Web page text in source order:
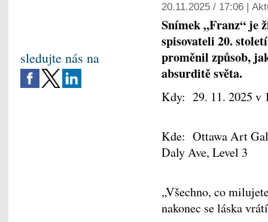
20.11.2025 / 17:06 |
Snímek „Franz“ je
spisovateli 20.
proměnil způsob,
absurditě světa.
Kdy: 29. 11. 2025 v
Kde: Ottawa Art
Daly Ave, Level 3
„Všechno, co
nakonec se láska
sledujte nás na